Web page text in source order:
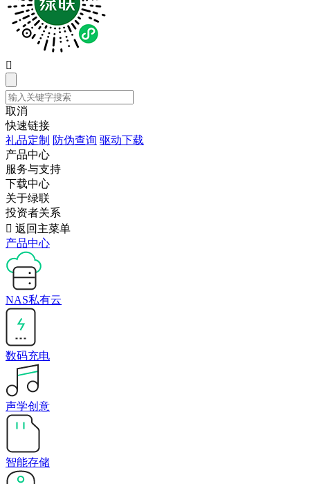

取消
快速链接
礼品定制 防伪查询 驱动下载
产品中心
服务与支持
下载中心
关于绿联
投资者关系
 返回主菜单
产品中心
NAS私有云
数码充电
声学创意
智能存储